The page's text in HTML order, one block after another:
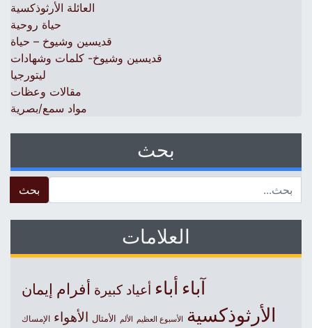
العائلة الأرثوذكسية
حياة روحية
قديسين وشيوخ – حياة
قديسين وشيوخ- كلمات وشهادات
ليتورجيا
مقالات وعظات
مواد سمع/بصرية
بحث
العلامات
آباءأباء أعياد كبيرة أفرام إيمان
الأرثوذكسية الأسبوع العظيم الألم الأمثال الأهواء الإمساك